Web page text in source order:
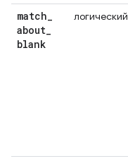
match_
about_
blank
логический